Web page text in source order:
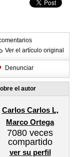
Ver el artículo original
Denunciar
el autor
Carlos Carlos L,
Marco Ortega
7080 veces
compartido
ver su perfil